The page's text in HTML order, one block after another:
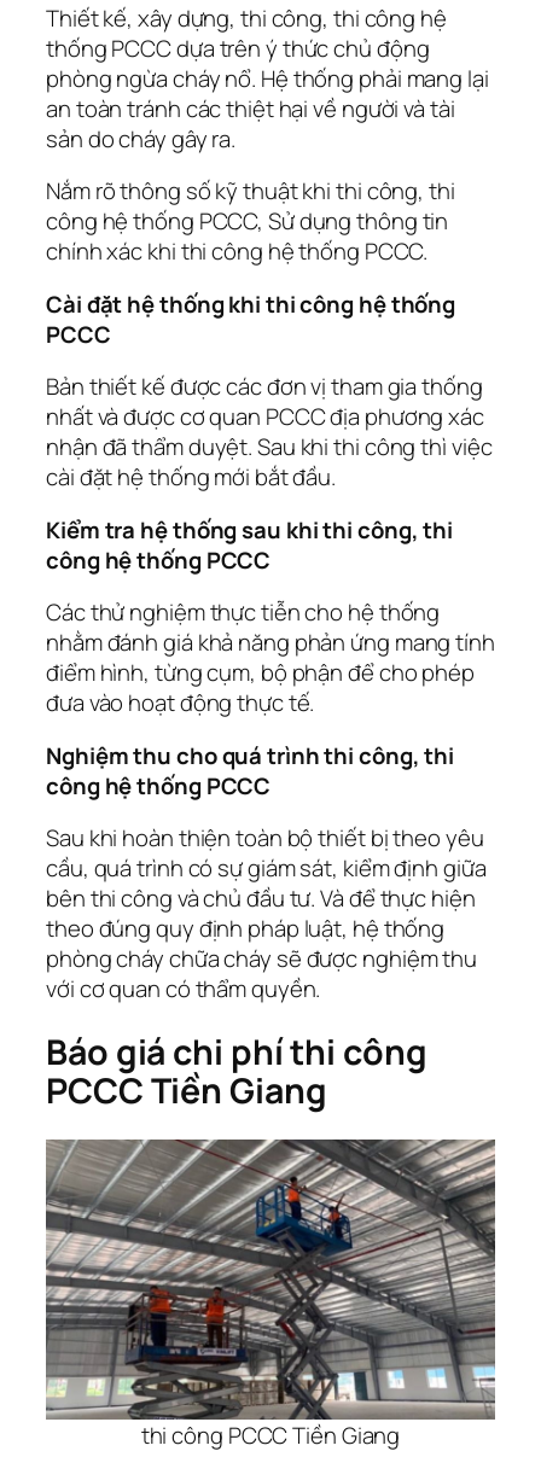
Thiết kế, xây dựng, thi công, thi công hệ
thống PCCC dựa trên ý thức chủ động
phòng ngừa cháy nổ. Hệ thống phải mang lại
an toàn tránh các thiệt hại về người và tài
sản do cháy gây ra.
Nắm rõ thông số kỹ thuật khi thi công, thi
công hệ thống PCCC, Sử dụng thông tin
chính xác khi thi công hệ thống PCCC.
Cài đặt hệ thống khi thi công hệ thống
PCCC
Bản thiết kế được các đơn vị tham gia thống
nhất và được cơ quan PCCC địa phương xác
nhận đã thẩm duyệt. Sau khi thi công thì việc
cài đặt hệ thống mới bắt đầu.
Kiểm tra hệ thống sau khi thi công, thi
công hệ thống PCCC
Các thử nghiệm thực tiễn cho hệ thống
nhằm đánh giá khả năng phản ứng mang tính
điểm hình, từng cụm, bộ phận để cho phép
đưa vào hoạt động thực tế.
Nghiệm thu cho quá trình thi công, thi
công hệ thống PCCC
Sau khi hoàn thiện toàn bộ thiết bị theo yêu
cầu, quá trình có sự giám sát, kiểm định giữa
bên thi công và chủ đầu tư. Và để thực hiện
theo đúng quy định pháp luật, hệ thống
phòng cháy chữa cháy sẽ được nghiệm thu
với cơ quan có thẩm quyền.
Báo giá chi phí thi công
PCCC Tiền Giang
thi công PCCC Tiền Giang